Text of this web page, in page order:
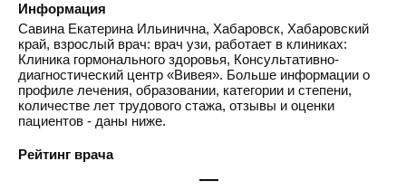
Информация
Савина Екатерина Ильинична, Хабаровск, Хабаровский
край, взрослый врач: врач узи, работает в клиниках:
Клиника гормонального здоровья, Консультативно-
диагностический центр «Вивея». Больше информации о
профиле лечения, образовании, категории и степени,
количестве лет трудового стажа, отзывы и оценки
пациентов - даны ниже.
Рейтинг врача
—